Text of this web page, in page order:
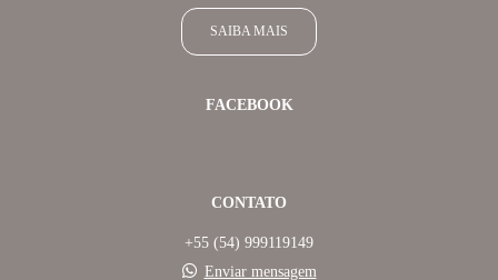
SAIBA MAIS
FACEBOOK
CONTATO
+55 (54) 999119149
Enviar mensagem